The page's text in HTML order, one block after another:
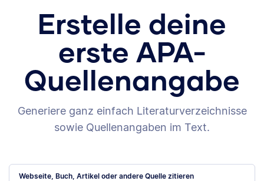
Erstelle deine
erste APA-
Quellenangabe
Generiere ganz einfach Literaturverzeichnisse
sowie Quellenangaben im Text.
Webseite, Buch, Artikel oder andere Quelle zitieren